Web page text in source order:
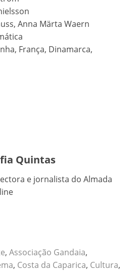
Anna Märta Waern
França, Dinamarca,
Quintas
e jornalista do Almada
, Associação Gandaia,
, Costa da Caparica, Cultura,